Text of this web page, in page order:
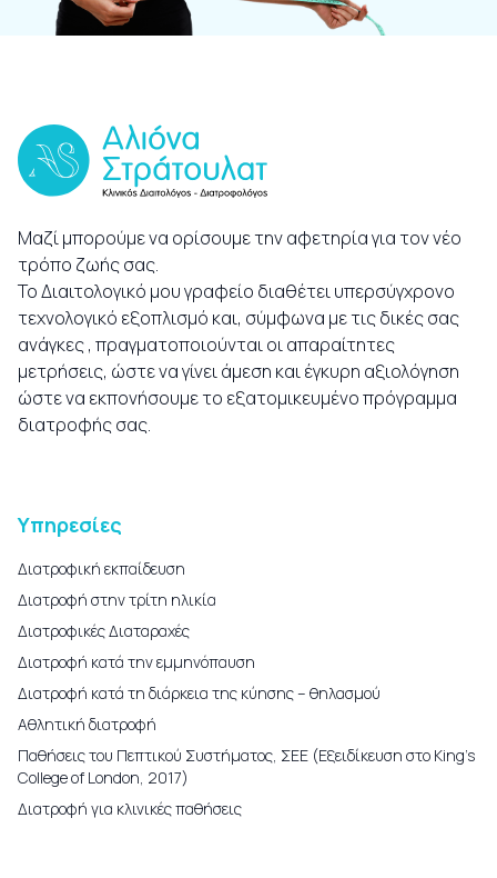
Μαζί μπορούμε να ορίσουμε την αφετηρία για τον νέο
τρόπο ζωής σας.
Το Διαιτολογικό μου γραφείο διαθέτει υπερσύγχρονο
τεχνολογικό εξοπλισμό και, σύμφωνα με τις δικές σας
ανάγκες , πραγματοποιούνται οι απαραίτητες
μετρήσεις, ώστε να γίνει άμεση και έγκυρη αξιολόγηση
ώστε να εκπονήσουμε το εξατομικευμένο πρόγραμμα
διατροφής σας.
Υπηρεσίες
Διατροφική εκπαίδευση
Διατροφή στην τρίτη ηλικία
Διατροφικές Διαταραχές
Διατροφή κατά την εμμηνόπαυση
Διατροφή κατά τη διάρκεια της κύησης – θηλασμού
Αθλητική διατροφή
Παθήσεις του Πεπτικού Συστήματος, ΣΕΕ (Εξειδίκευση στο King’s
College of London, 2017)
Διατροφή για κλινικές παθήσεις